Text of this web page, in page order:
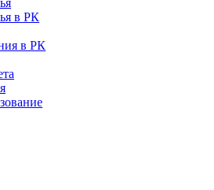
в РК
в РК